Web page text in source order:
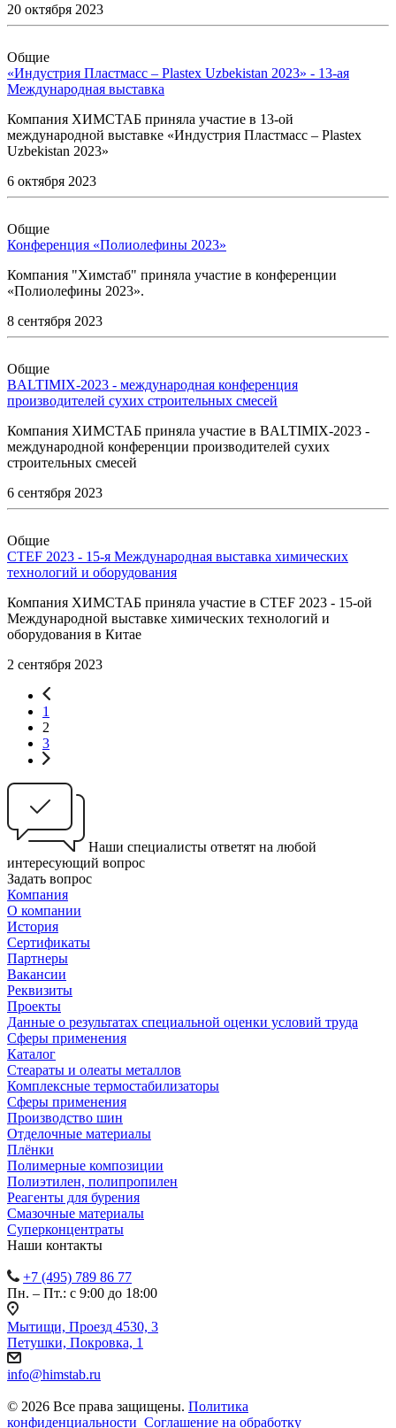
20 октября 2023
Общие
«Индустрия Пластмасс – Plastex Uzbekistan 2023» - 13-ая
Международная выставка
Компания ХИМСТАБ приняла участие в 13-ой
международной выставке «Индустрия Пластмасс – Plastex
Uzbekistan 2023»
6 октября 2023
Общие
Конференция «Полиолефины 2023»
Компания "Химстаб" приняла участие в конференции
«Полиолефины 2023».
8 сентября 2023
Общие
BALTIMIX-2023 - международная конференция
производителей сухих строительных смесей
Компания ХИМСТАБ приняла участие в BALTIMIX-2023 -
международной конференции производителей сухих
строительных смесей
6 сентября 2023
Общие
CTEF 2023 - 15-я Международная выставка химических
технологий и оборудования
Компания ХИМСТАБ приняла участие в CTEF 2023 - 15-ой
Международной выставке химических технологий и
оборудования в Китае
2 сентября 2023
1
2
3
Наши специалисты ответят на любой
интересующий вопрос
Задать вопрос
Компания
О компании
История
Сертификаты
Партнеры
Вакансии
Реквизиты
Проекты
Данные о результатах специальной оценки условий труда
Сферы применения
Каталог
Стеараты и олеаты металлов
Комплексные термостабилизаторы
Сферы применения
Производство шин
Отделочные материалы
Плёнки
Полимерные композиции
Полиэтилен, полипропилен
Реагенты для бурения
Смазочные материалы
Суперконцентраты
Наши контакты
+7 (495) 789 86 77
Пн. – Пт.: с 9:00 до 18:00
Мытищи, Проезд 4530, 3
Петушки, Покровка, 1
info@himstab.ru
© 2026 Все права защищены. Политика
конфиденциальности Соглашение на обработку